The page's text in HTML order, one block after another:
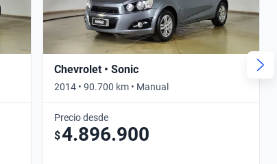
Chevrolet • Sonic
2014 • 90.700 km • Manual
Precio desde
$4.896.900